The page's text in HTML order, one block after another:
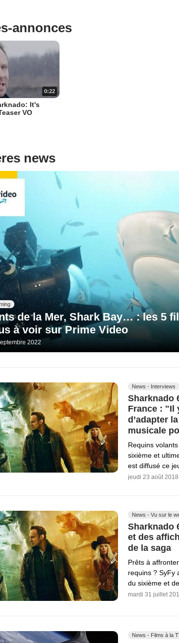
annonces
0:22
It's
VO
news
de la Mer, Shark Bay… : les 5
à voir sur Prime Video
2022
News - Interviews
Sharknado
France : "Il
d’adapter
musicale
Requins
sixième et
est diffusé ce
jeudi 23 août 2018
News - Vu sur le
Sharknado
et des
de la saga
Prêts à
requins ? SyFy
du sixième et
mardi 31 juillet
News - Films à la